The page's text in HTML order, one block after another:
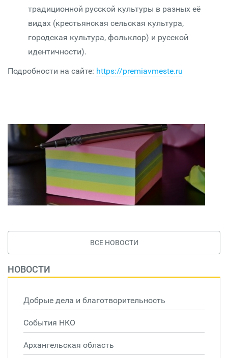
традиционной русской культуры в разных её
видах (крестьянская сельская культура,
городская культура, фольклор) и русской
идентичности).
Подробности на сайте: https://premiavmeste.ru
ВСЕ НОВОСТИ
НОВОСТИ
Добрые дела и благотворительность
События НКО
Архангельская область